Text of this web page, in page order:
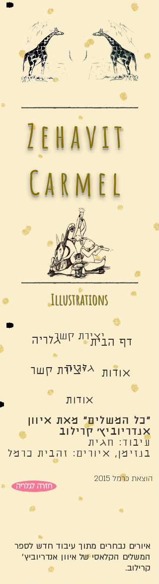
Zehavit
Carmel
Illustrations
יצירת קשר
גלריה
אודות
גלריה
יצירת קשר
דף הבית
אודות
"כל המשלים" מאת איוון
אנדריוביץ׳ קרילוב
עיבוד: חגית
בנזימן, איורים: זהבית כרמל
חזרה לגלריה
הוצאת כרמל 2015
איורים נבחרים מתוך עיבוד חדש לספר
המשלים הקלאסי של איוון אנדריוביץ׳
קרילוב.